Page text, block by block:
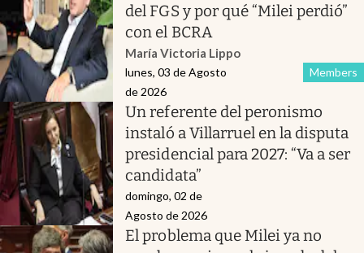
del FGS y por qué “Milei perdió”
con el BCRA
María Victoria Lippo
Members
lunes, 03 de Agosto
de 2026
Un referente del peronismo
instaló a Villarruel en la disputa
presidencial para 2027: “Va a ser
candidata”
domingo, 02 de
Agosto de 2026
El problema que Milei ya no